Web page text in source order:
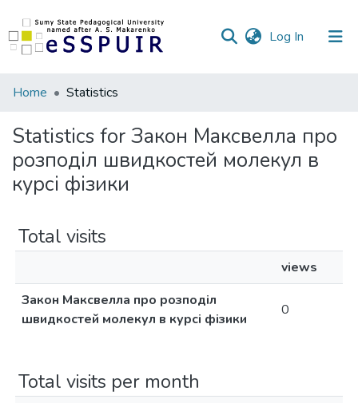
Log In (current)
Communities
Collections
All of DSpace
Home Statistics
Statistics for Закон Максвелла про
розподіл швидкостей молекул в
курсі фізики
Total visits
views
Закон Максвелла про розподіл
швидкостей молекул в курсі фізики
0
Total visits per month